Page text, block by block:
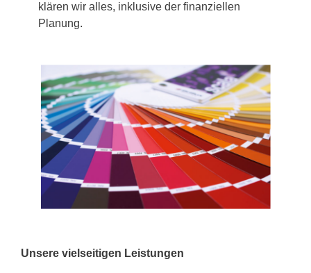
klären wir alles, inklusive der finanziellen
Planung.
Unsere vielseitigen Leistungen